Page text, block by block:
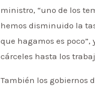
ministro, “uno de los
hemos disminuido la
que hagamos es
cárceles hasta los
También los gobiernos